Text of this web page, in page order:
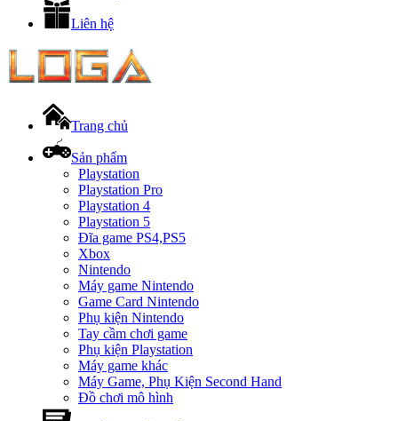
Liên hệ
Trang chủ
Sản phẩm
Playstation
Playstation Pro
Playstation 4
Playstation 5
Đĩa game PS4,PS5
Xbox
Nintendo
Máy game Nintendo
Game Card Nintendo
Phụ kiện Nintendo
Tay cầm chơi game
Phụ kiện Playstation
Máy game khác
Máy Game, Phụ Kiện Second Hand
Đồ chơi mô hình